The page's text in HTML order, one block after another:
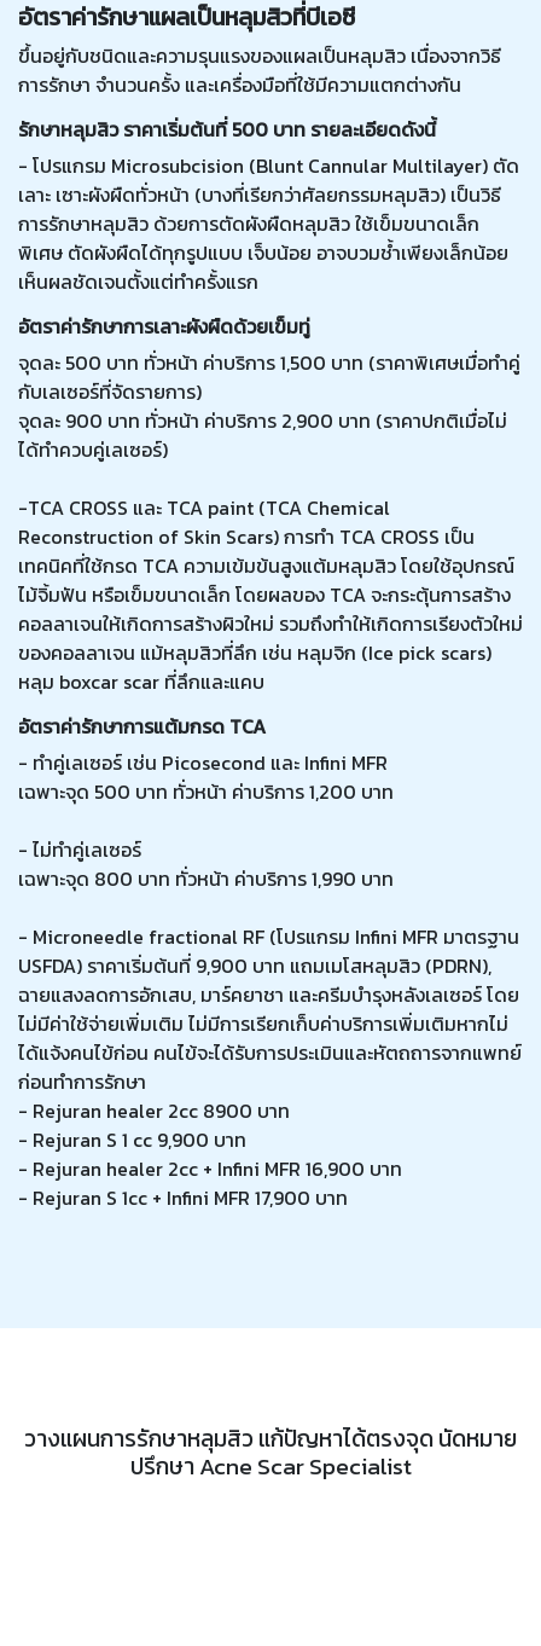
อัตราค่ารักษาแผลเป็นหลุมสิวที่บีเอซี
ขึ้นอยู่กับชนิดและความรุนแรงของแผลเป็นหลุมสิว เนื่องจากวิธี
การรักษา จำนวนครั้ง และเครื่องมือที่ใช้มีความแตกต่างกัน
รักษาหลุมสิว ราคาเริ่มต้นที่ 500 บาท รายละเอียดดังนี้
- โปรแกรม Microsubcision (Blunt Cannular Multilayer) ตัด
เลาะ เซาะผังผืดทั่วหน้า (บางที่เรียกว่าศัลยกรรมหลุมสิว) เป็นวิธี
การรักษาหลุมสิว ด้วยการตัดผังผืดหลุมสิว ใช้เข็มขนาดเล็ก
พิเศษ ตัดผังผืดได้ทุกรูปแบบ เจ็บน้อย อาจบวมช้ำเพียงเล็กน้อย
เห็นผลชัดเจนตั้งแต่ทำครั้งแรก
อัตราค่ารักษาการเลาะผังผืดด้วยเข็มทู่
จุดละ 500 บาท ทั่วหน้า ค่าบริการ 1,500 บาท (ราคาพิเศษเมื่อทำคู่
กับเลเซอร์ที่จัดรายการ)
จุดละ 900 บาท ทั่วหน้า ค่าบริการ 2,900 บาท (ราคาปกติเมื่อไม่
ได้ทำควบคู่เลเซอร์)
-TCA CROSS และ TCA paint (TCA Chemical
Reconstruction of Skin Scars) การทำ TCA CROSS เป็น
เทคนิคที่ใช้กรด TCA ความเข้มข้นสูงแต้มหลุมสิว โดยใช้อุปกรณ์
ไม้จิ้มฟัน หรือเข็มขนาดเล็ก โดยผลของ TCA จะกระตุ้นการสร้าง
คอลลาเจนให้เกิดการสร้างผิวใหม่ รวมถึงทำให้เกิดการเรียงตัวใหม่
ของคอลลาเจน แม้หลุมสิวที่ลึก เช่น หลุมจิก (Ice pick scars)
หลุม boxcar scar ที่ลึกและแคบ
อัตราค่ารักษาการแต้มกรด TCA
- ทำคู่เลเซอร์ เช่น Picosecond และ Infini MFR
เฉพาะจุด 500 บาท ทั่วหน้า ค่าบริการ 1,200 บาท
- ไม่ทำคู่เลเซอร์
เฉพาะจุด 800 บาท ทั่วหน้า ค่าบริการ 1,990 บาท
- Microneedle fractional RF (โปรแกรม Infini MFR มาตรฐาน
USFDA) ราคาเริ่มต้นที่ 9,900 บาท แถมเมโสหลุมสิว (PDRN),
ฉายแสงลดการอักเสบ, มาร์คยาชา และครีมบำรุงหลังเลเซอร์ โดย
ไม่มีค่าใช้จ่ายเพิ่มเติม ไม่มีการเรียกเก็บค่าบริการเพิ่มเติมหากไม่
ได้แจ้งคนไข้ก่อน คนไข้จะได้รับการประเมินและหัตถถารจากแพทย์
ก่อนทำการรักษา
- Rejuran healer 2cc 8900 บาท
- Rejuran S 1 cc 9,900 บาท
- Rejuran healer 2cc + Infini MFR 16,900 บาท
- Rejuran S 1cc + Infini MFR 17,900 บาท
วางแผนการรักษาหลุมสิว แก้ปัญหาได้ตรงจุด นัดหมาย
ปรึกษา Acne Scar Specialist